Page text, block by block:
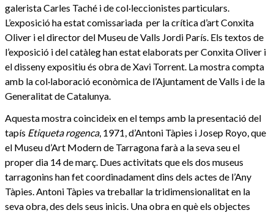
galerista Carles Taché i de col·leccionistes particulars.
L’exposició ha estat comissariada per la crítica d’art Conxita
Oliver i el director del Museu de Valls Jordi París. Els textos de
l’exposició i del catàleg han estat elaborats per Conxita Oliver i
el disseny expositiu és obra de Xavi Torrent. La mostra compta
amb la col·laboració econòmica de l’Ajuntament de Valls i de la
Generalitat de Catalunya.
Aquesta mostra coincideix en el temps amb la presentació del
tapís Etiqueta rogenca, 1971, d’Antoni Tàpies i Josep Royo, que
el Museu d’Art Modern de Tarragona farà a la seva seu el
proper dia 14 de març. Dues activitats que els dos museus
tarragonins han fet coordinadament dins dels actes de l’Any
Tàpies. Antoni Tàpies va treballar la tridimensionalitat en la
seva obra, des dels seus inicis. Una obra en què els objectes